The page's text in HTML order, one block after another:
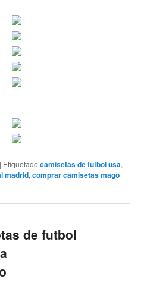
| Etiquetado camisetas de futbol usa,
madrid,comprar camisetas mago
de futbol